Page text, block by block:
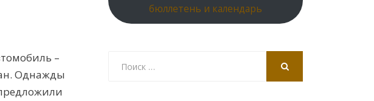
–
Однажды
бюллетень и календарь